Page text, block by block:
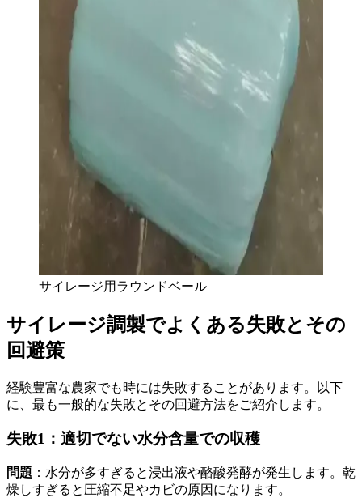
サイレージ用ラウンドベール
サイレージ調製でよくある失敗とその
回避策
経験豊富な農家でも時には失敗することがあります。以下
に、最も一般的な失敗とその回避方法をご紹介します。
失敗1：適切でない水分含量での収穫
問題 ：水分が多すぎると浸出液や酪酸発酵が発生します。乾
燥しすぎると圧縮不足やカビの原因になります。